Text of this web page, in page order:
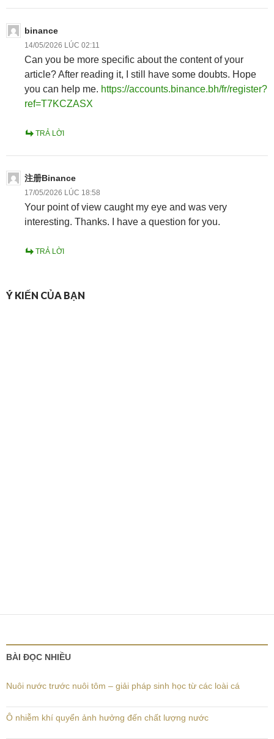
binance
14/05/2026 LÚC 02:11
Can you be more specific about the content of your
article? After reading it, I still have some doubts. Hope
you can help me. https://accounts.binance.bh/fr/register?
ref=T7KCZASX
TRẢ LỜI
注册Binance
17/05/2026 LÚC 18:58
Your point of view caught my eye and was very
interesting. Thanks. I have a question for you.
TRẢ LỜI
Ý KIẾN CỦA BẠN
BÀI ĐỌC NHIỀU
Nuôi nước trước nuôi tôm – giải pháp sinh học từ các loài cá
Ô nhiễm khí quyển ảnh hưởng đến chất lượng nước